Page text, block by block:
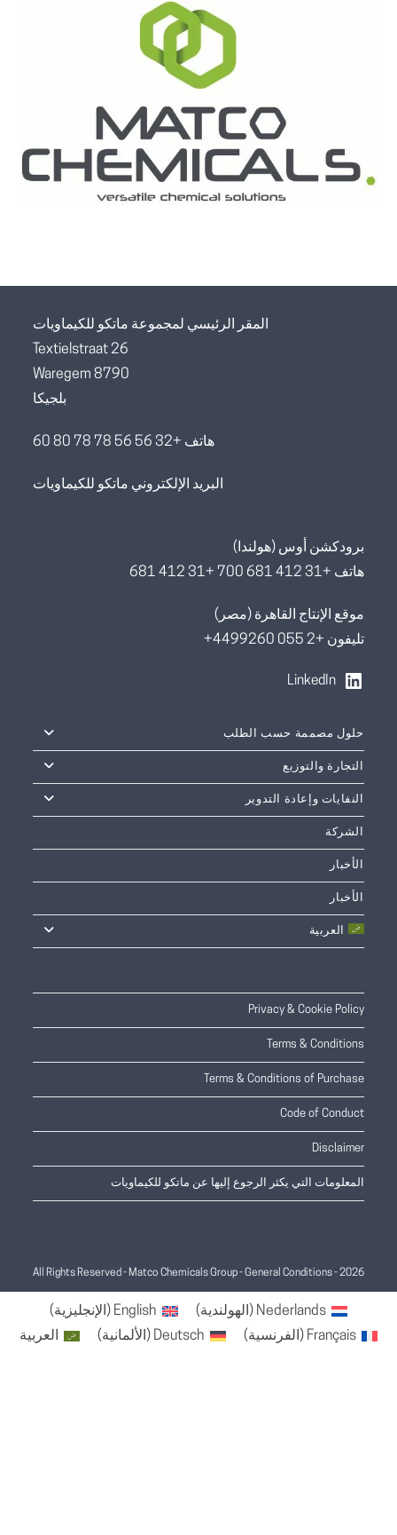
المقر الرئيسي لمجموعة ماتكو للكيماويات
Textielstraat 26
8790 Waregem
بلجيكا
هاتف +32 56 56 78 78 80 60
البريد الإلكتروني ماتكو للكيماويات
برودكشن أوس (هولندا)
هاتف +31 412 681 700 +31 412 681
موقع الإنتاج القاهرة (مصر)
تليفون +2 055 4499260+
LinkedIn
حلول مصممة حسب الطلب
التجارة والتوزيع
النفايات وإعادة التدوير
الشركة
الأخبار
الأخبار
العربية
Privacy & Cookie Policy
Terms & Conditions
Terms & Conditions of Purchase
Code of Conduct
Disclaimer
المعلومات التي يكثر الرجوع إليها عن ماتكو للكيماويات
2026 - All Rights Reserved - Matco Chemicals Group -
General Conditions
Nederlands
(الهولندية)
English
(الإنجليزية)
Français
(الفرنسية)
Deutsch
(الألمانية) العربية